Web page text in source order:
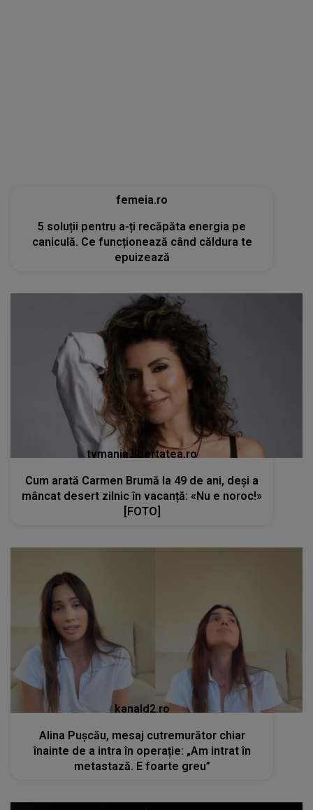
femeia.ro
5 soluții pentru a-ți recăpăta energia pe
caniculă. Ce funcționează când căldura te
epuizează
tvmania.libertatea.ro
Cum arată Carmen Brumă la 49 de ani, deși a
mâncat desert zilnic în vacanță: «Nu e noroc!»
[FOTO]
kanald2.ro
Alina Pușcău, mesaj cutremurător chiar
înainte de a intra în operație: „Am intrat în
metastază. E foarte greu”